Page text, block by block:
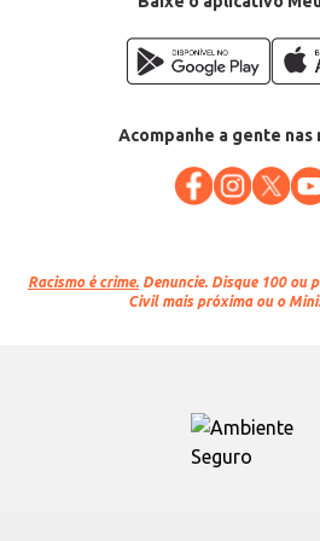
Acompanhe a gente nas
Racismo é crime. Denuncie. Disque 100 ou
Civil mais próxima ou o